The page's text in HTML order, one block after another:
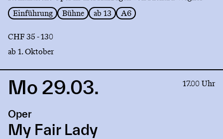
Einführung
Bühne ab 13 A6
CHF 35 - 130
ab 1. Oktober
Link
My
Fair
Mo 29.03. 17.00 Uhr
Oper
My Fair Lady